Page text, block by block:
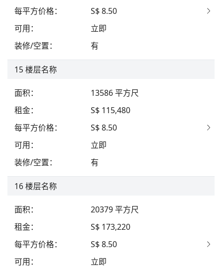
每平方价格：
S$ 8.50
可用：
立即
装修/空置： 有
15 楼层名称
面积： 13586平方尺
租金：
S$ 115,480
每平方价格：
S$ 8.50
可用：
立即
装修/空置： 有
16楼层名称
面积： 20379平方尺
租金：
S$ 173,220
每平方价格：
S$ 8.50
可用：
立即